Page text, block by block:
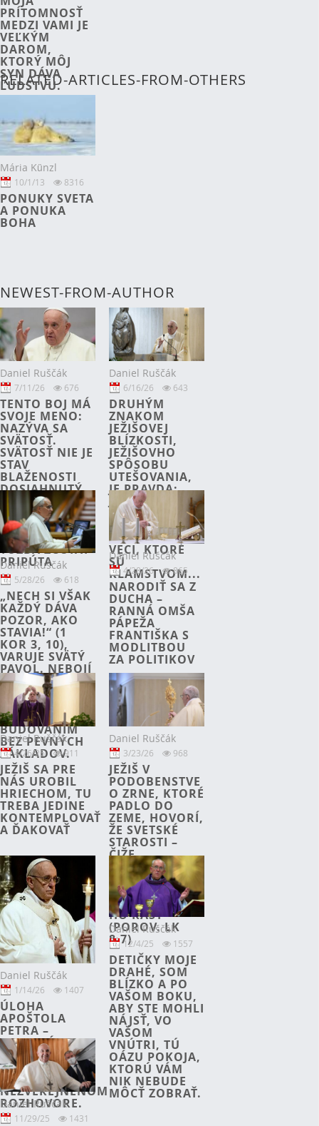
PRÍTOMNOSŤ
MEDZI VAMI JE
VEĽKÝM
DAROM,
KTORÝ MÔJ
SYN DÁVA
ĽUDSTVU.
RELATED-ARTICLES-FROM-OTHERS
Mária Künzl
10/1/13 8316
PONUKY SVETA
A PONUKA
BOHA
NEWEST-FROM-AUTHOR
Daniel Ruščák
7/11/26 676
TENTO BOJ MÁ
SVOJE MENO:
NAZÝVA SA
SVÄTOSŤ.
SVÄTOSŤ NIE JE
STAV
BLAŽENOSTI
DOSIAHNUTÝ
RAZ A NAVŽDY,
JE TO SKÔR
NEUSTÁLA,
NEÚNAVNÁ
TÚŽBA ZOSTAŤ
PRIPÚTA
Daniel Ruščák
6/16/26 643
DRUHÝM
ZNAKOM
JEŽIŠOVEJ
BLÍZKOSTI,
JEŽIŠOVHO
SPÔSOBU
UTEŠOVANIA,
JE PRAVDA:
JEŽIŠ JE
PRAVDIVÝ.
NEHOVORÍ
FORMÁLNE
VECI, KTORÉ
SÚ
KLAMSTVOM...
.
Daniel Ruščák
5/28/26 618
„NECH SI VŠAK
KAŽDÝ DÁVA
POZOR, AKO
STAVIA!“ (1
KOR 3, 10),
VARUJE SVÄTÝ
PAVOL. NEBOJÍ
SA
STAVENISKA;
VARUJE SKÔR
PRED
BUDOVANÍM
BEZ PEVNÝCH
ZÁKLADOV.
Daniel Ruščák
4/28/26 865
NARODIŤ SA Z
DUCHA –
RANNÁ OMŠA
PÁPEŽA
FRANTIŠKA S
MODLITBOU
ZA POLITIKOV
Daniel Ruščák
4/26/26 911
JEŽIŠ SA PRE
NÁS UROBIL
HRIECHOM, TU
TREBA JEDINE
KONTEMPLOVAŤ
A ĎAKOVAŤ
Daniel Ruščák
3/23/26 968
JEŽIŠ V
PODOBENSTVE
O ZRNE, KTORÉ
PADLO DO
ZEME, HOVORÍ,
ŽE SVETSKÉ
STAROSTI –
ČIŽE
SVETSKOSŤ –
UDÚŠAJÚ
BOŽIE SLOVO,
NENECHAJÚ
HO RÁSŤ
(POROV. LK
8,7)
Daniel Ruščák
1/14/26 1407
ÚLOHA
APOŠTOLA
PETRA –
KATECHÉZA
PÁPEŽA
FRANTIŠKA V
DOTERAZ
NEZVEREJNENOM
ROZHOVORE.
Daniel Ruščák
12/4/25 1557
DETIČKY MOJE
DRAHÉ, SOM
BLÍZKO A PO
VAŠOM BOKU,
ABY STE MOHLI
NÁJSŤ, VO
VAŠOM
VNÚTRI, TÚ
OÁZU POKOJA,
KTORÚ VÁM
NIK NEBUDE
MÔCŤ ZOBRAŤ.
Daniel Ruščák
11/29/25 1431